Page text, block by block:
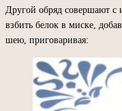
Другой обряд совершают с
взбить белок в миске,
шею, приговаривая: